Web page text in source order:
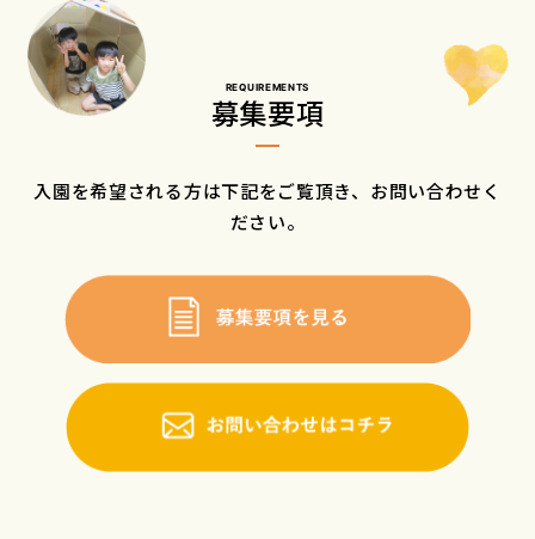
REQUIREMENTS
募集要項
入園を希望される方は下記をご覧頂き、お問い合わせく
ださい。